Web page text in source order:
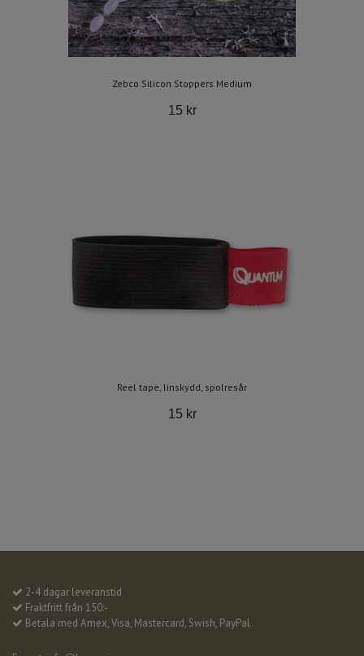
Zebco Silicon Stoppers Medium
15 kr
Reel tape, linskydd, spolresår
15 kr
2-4 dagar leveranstid
Fraktfritt från 150:-
Betala med Amex, Visa, Mastercard, Swish, PayPal